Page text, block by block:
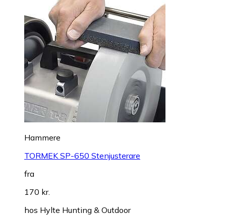
Hammere
TORMEK SP-650 Stenjusterare
fra
170 kr.
hos Hylte Hunting & Outdoor